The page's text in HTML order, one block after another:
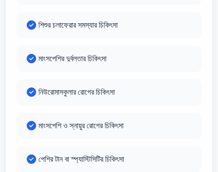
শিশুর চলাফেরার সমস্যার চিকিৎসা
মাংসপেশির দুর্বলতার চিকিৎসা
নিউরোমাসকুলার রোগের চিকিৎসা
মাংসপেশি ও স্নায়ুর রোগের চিকিৎসা
পেশির টান বা স্প্যাস্টিসিটির চিকিৎসা